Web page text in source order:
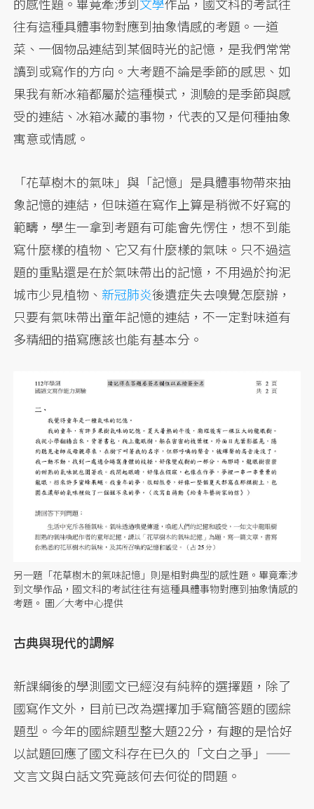
往有這種具體事物對應到抽象情感的考題。一道
菜、一個物品連結到某個時光的記憶，是我們常常
讀到或寫作的方向。大考題不論是季節的感思、如
果我有新冰箱都屬於這種模式，測驗的是季節與感
受的連結、冰箱冰藏的事物，代表的又是何種抽象
寓意或情感。
「花草樹木的氣味」與「記憶」是具體事物帶來抽
象記憶的連結，但味道在寫作上算是稍微不好寫的
範疇，學生一拿到考題有可能會先愣住，想不到能
寫什麼樣的植物、它又有什麼樣的氣味。只不過這
題的重點還是在於氣味帶出的記憶，不用過於拘泥
城市少見植物、 新冠肺炎後遺症失去嗅覺怎麼辦，
只要有氣味帶出童年記憶的連結，不一定對味道有
多精細的描寫應該也能有基本分。
另一題「花草樹木的氣味記憶」則是相對典型的感性題。畢竟牽涉
到文學作品，國文科的考試往往有這種具體事物對應到抽象情感的
考題。 圖／大考中心提供
古典與現代的調解
新課綱後的學測國文已經沒有純粹的選擇題，除了
國寫作文外，目前已改為選擇加手寫簡答題的國綜
題型。今年的國綜題型整大題22分，有趣的是恰好
以試題回應了國文科存在已久的「文白之爭」——
文言文與白話文究竟該何去何從的問題。